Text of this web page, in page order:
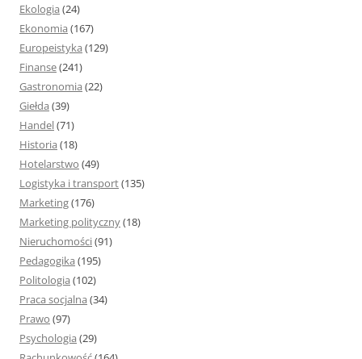
Ekologia (24)
Ekonomia (167)
Europeistyka (129)
Finanse(241)
Gastronomia (22)
Giełda (39)
Handel(71)
Historia (18)
Hotelarstwo (49)
Logistyka i transport(135)
Marketing(176)
Marketing polityczny(18)
Nieruchomości(91)
Pedagogika (195)
Politologia (102)
Praca socjalna (34)
Prawo (97)
Psychologia (29)